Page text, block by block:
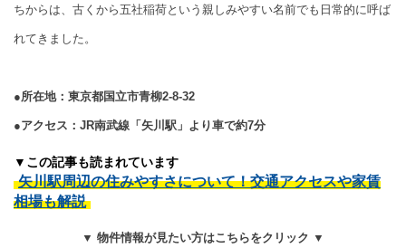
ちからは、古くから五社稲荷という親しみやすい名前でも日常的に呼ば
れてきました。
●所在地：東京都国立市青柳2-8-32
●アクセス：JR南武線「矢川駅」より車で約7分
▼この記事も読まれています
矢川駅周辺の住みやすさについて！交通アクセスや家賃
相場も解説
▼ 物件情報が見たい方はこちらをクリック ▼